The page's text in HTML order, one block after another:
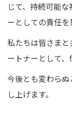
じて、持続可能
ーとしての責任を
私たちは皆さま
ートナーとして、
今後とも変わら
し上げます。